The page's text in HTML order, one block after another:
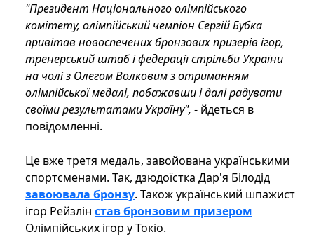
"Президент Національного олімпійського
комітету, олімпійський чемпіон Сергій Бубка
привітав новоспечених бронзових призерів ігор,
тренерський штаб і федерації стрільби України
на чолі з Олегом Волковим з отриманням
олімпійської медалі, побажавши і далі радувати
своїми результатами Україну", - йдеться в
повідомленні.
Це вже третя медаль, завойована українськими
спортсменами. Так, дзюдоїстка Дар'я Білодід
завоювала бронзу. Також український шпажист
ігор Рейзлін став бронзовим призером
Олімпійських ігор у Токіо.